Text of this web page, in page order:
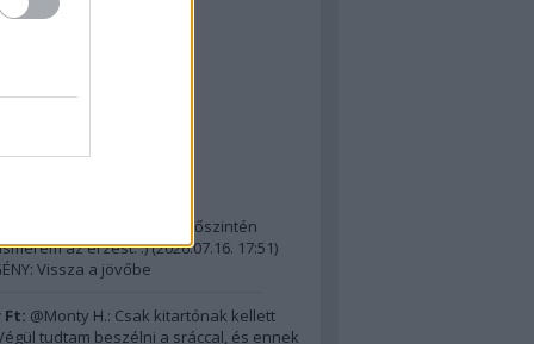
The D-Day Visitor's
(Dennehy & Powers)
@21 ezer Ft: Na, ennek őszintén
az érzést. :)(2026.07.16. 17:51)
Vissza a jövőbe
Ft: @Monty H.: Csak kitartónak kellett
tudtam beszélni a sráccal, és ennek